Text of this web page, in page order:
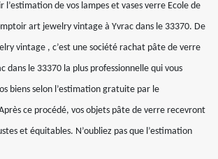
l’estimation de vos lampes et vases verre Ecole de
art jewelry vintage à Yvrac dans le 33370. De
vintage , c’est une société rachat pâte de verre
dans le 33370 la plus professionnelle qui vous
biens selon l’estimation gratuite par le
ce procédé, vos objets pâte de verre recevront
et équitables. N’oubliez pas que l’estimation